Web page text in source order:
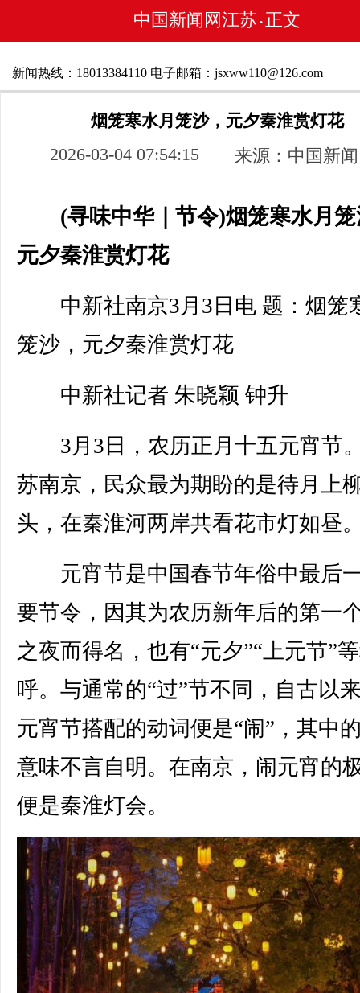
中国新闻网江苏 • 正文
新闻热线：18013384110 电子邮箱：jsxww110@126.com
烟笼寒水月笼沙，元夕秦淮赏灯花
2026-03-04 07:54:15 来源：中国新
(寻味中华｜节令)烟笼寒水月
元夕秦淮赏灯花
中新社南京3月3日电 题：烟笼
笼沙，元夕秦淮赏灯花
中新社记者 朱晓颖 钟升
3月3日，农历正月十五元宵节
苏南京，民众最为期盼的是待月上
头，在秦淮河两岸共看花市灯如昼
元宵节是中国春节年俗中最后
要节令，因其为农历新年后的第一
之夜而得名，也有“元夕”“上元节”
呼。与通常的“过”节不同，自古以
元宵节搭配的动词便是“闹”，其中
意味不言自明。在南京，闹元宵的
便是秦淮灯会。